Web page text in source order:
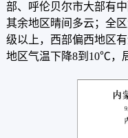
部、呼伦贝尔市大部有
其余地区晴间多云；全
级以上，西部偏西地区
地区气温下降8到10℃，